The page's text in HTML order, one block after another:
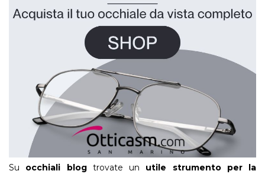
Su occhiali blogtrovate un utile strumento per la